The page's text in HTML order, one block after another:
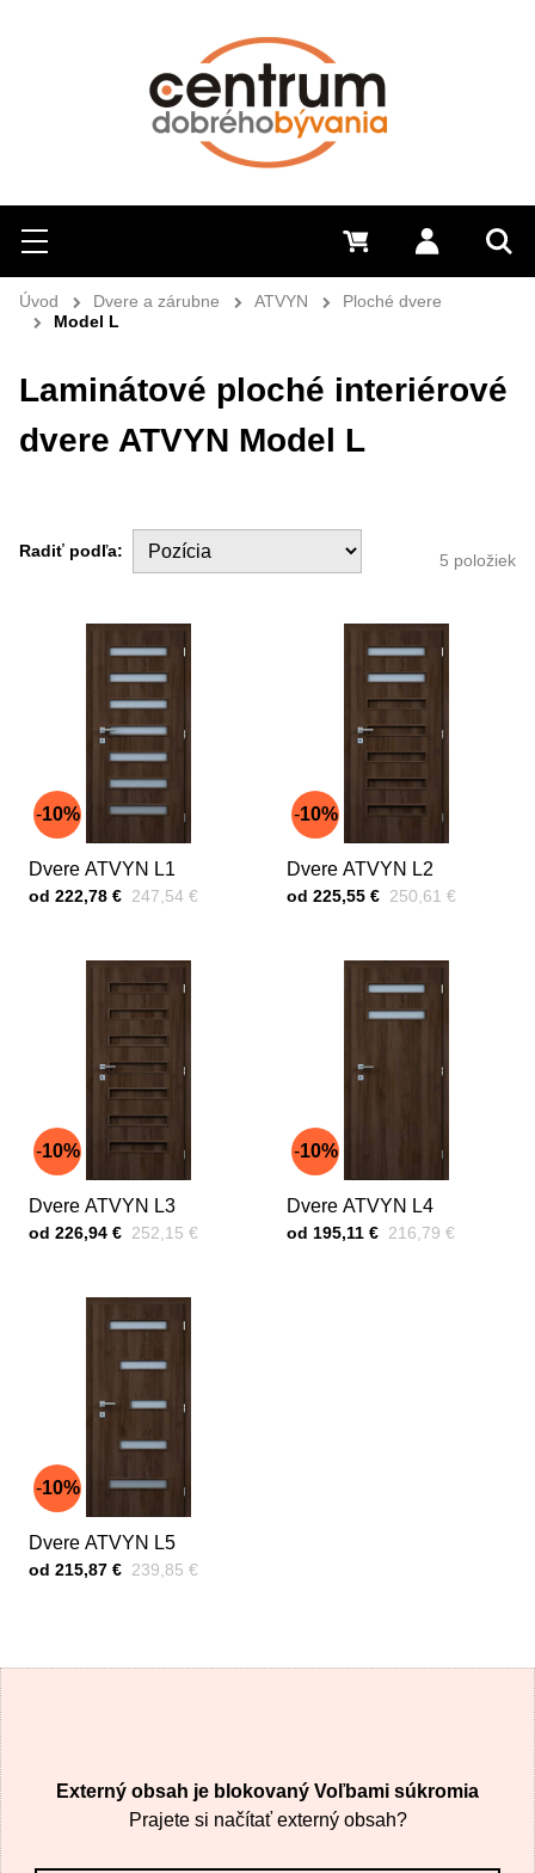
Hľadať
Menu Prihlásiť
0 €
Úvod Dvere a zárubne ATVYN
Ploché dvere
Model L
Laminátové ploché interiérové
dvere ATVYN Model L
Radiť podľa: 5 položiek
Dvere ATVYN L1
Cena s DPH
od 222,78 € Pred zľavou:
247,54 €
10%
Dvere ATVYN L2
Cena s DPH
od 225,55 € Pred zľavou:
250,61 €
10%
Dvere ATVYN L3
Cena s DPH
od 226,94 € Pred zľavou:
252,15 €
10%
Dvere ATVYN L4
Cena s DPH
od 195,11 € Pred zľavou:
216,79 €
10%
Dvere ATVYN L5
Cena s DPH
od 215,87 € Pred zľavou:
239,85 €
10%
Externý obsah je blokovaný Voľbami súkromia
Prajete si načítať externý obsah?